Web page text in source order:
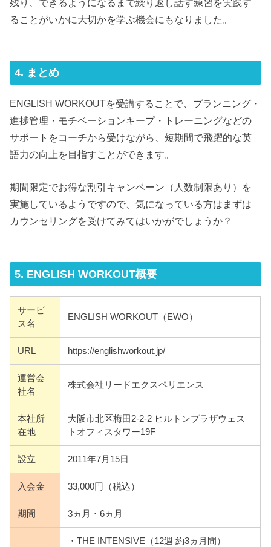
残り、できるようになるまで繰り返し話す練習を実践す
ることがいかに大切かを学ぶ機会にもなりました。
4. まとめ
ENGLISH WORKOUTを受講することで、プランニング・
進捗管理・モチベーションキープ・トレーニングなどの
サポートをコーチから受けながら、短期間で飛躍的な英
語力の向上を目指すことができます。
期間限定でお得な割引キャンペーン（人数制限あり）を
実施しているようですので、気になっている方はまずは
カウンセリングを受けてみてはいかがでしょうか？
5. ENGLISH WORKOUT概要
サービ
ス名
ENGLISH WORKOUT（EWO）
URL https://englishworkout.jp/
運営会
社名
株式会社リードエクスペリエンス
本社所
在地
大阪市北区梅田2-2-2 ヒルトンプラザウェス
トオフィスタワー19F
設立 2011年7月15日
入会金 33,000円（税込）
期間 3ヵ月・6ヵ月
・THE INTENSIVE（12週 約3ヵ月間）